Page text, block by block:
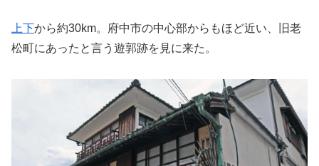
上下から約30km。府中市の中心部からもほど近い、旧老
松町にあったと言う遊郭跡を見に来た。